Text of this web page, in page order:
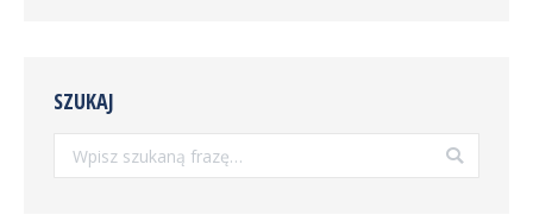
SZUKAJ